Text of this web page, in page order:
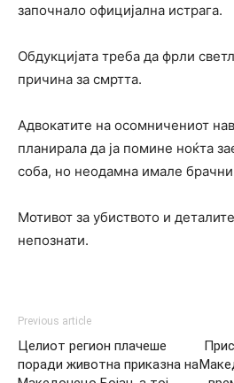
започнало официјална истрага.
Обдукцијата треба да фрли
причина за смртта.
Адвокатите на осомничениот
планирала да ја помине ноќта
соба, но неодамна имале
Мотивот за убиството и
непознати.
Previous article
Целиот регион плачеше
поради животна приказна на